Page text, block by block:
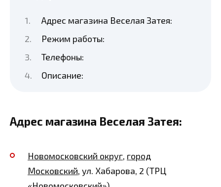
Адрес магазина Веселая Затея:
Режим работы:
Телефоны:
Описание:
Адрес магазина Веселая Затея:
Новомосковский округ, город
Московский, ул. Хабарова, 2 (ТРЦ